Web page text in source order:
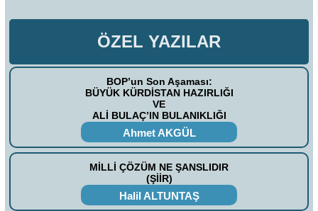
ÖZEL YAZILAR
BOP’un Son Aşaması:
BÜYÜK KÜRDİSTAN HAZIRLIĞI
VE
ALİ BULAÇ’IN BULANIKLIĞI
Ahmet AKGÜL
MİLLİ ÇÖZÜM NE ŞANSLIDIR
(ŞİİR)
Halil ALTUNTAŞ